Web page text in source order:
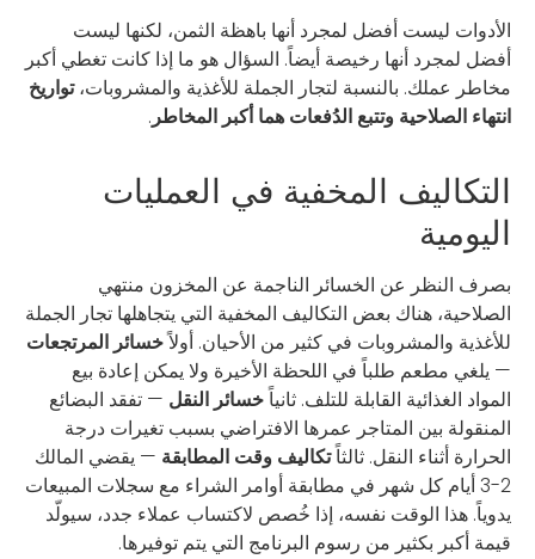
الأدوات ليست أفضل لمجرد أنها باهظة الثمن، لكنها ليست
أفضل لمجرد أنها رخيصة أيضاً. السؤال هو ما إذا كانت تغطي أكبر
مخاطر عملك. بالنسبة لتجار الجملة للأغذية والمشروبات،تواريخ
انتهاء الصلاحية وتتبع الدُفعات هما أكبر المخاطر.
التكاليف المخفية في العمليات
اليومية
بصرف النظر عن الخسائر الناجمة عن المخزون منتهي
الصلاحية، هناك بعض التكاليف المخفية التي يتجاهلها تجار الجملة
للأغذية والمشروبات في كثير من الأحيان. أولاًخسائر المرتجعات
— يلغي مطعم طلباً في اللحظة الأخيرة ولا يمكن إعادة بيع
المواد الغذائية القابلة للتلف. ثانياًخسائر النقل — تفقد البضائع
المنقولة بين المتاجر عمرها الافتراضي بسبب تغيرات درجة
الحرارة أثناء النقل. ثالثاًتكاليف وقت المطابقة — يقضي المالك
2-3 أيام كل شهر في مطابقة أوامر الشراء مع سجلات المبيعات
يدوياً. هذا الوقت نفسه، إذا خُصص لاكتساب عملاء جدد، سيولّد
قيمة أكبر بكثير من رسوم البرنامج التي يتم توفيرها.